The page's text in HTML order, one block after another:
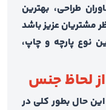
طراحی، بهترین
مشتریان عزیز باشد
نوع پارچه و چاپ،
از لحاظ جنس
این حال بطور کلی در